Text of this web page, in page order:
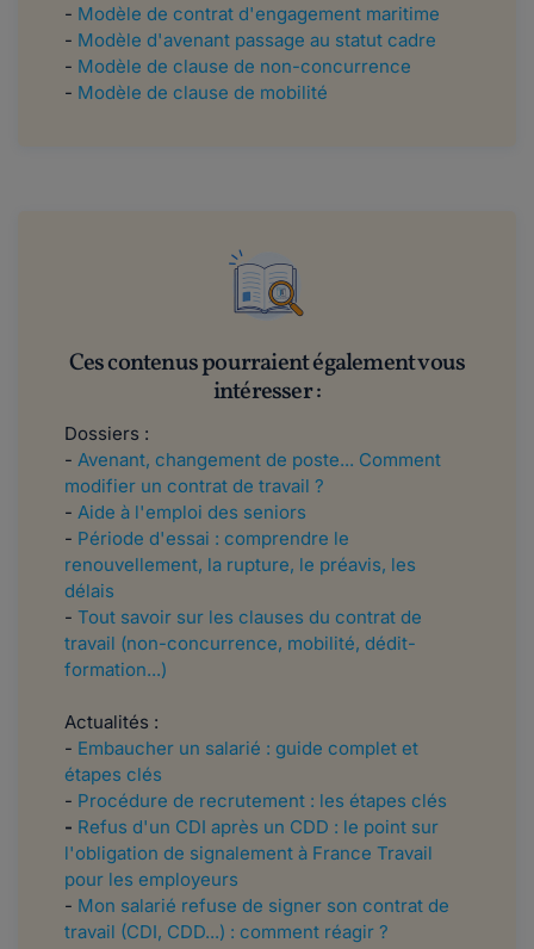
- Modèle de contrat d'engagement maritime
- Modèle d'avenant passage au statut cadre
- Modèle de clause de non-concurrence
- Modèle de clause de mobilité
Ces contenus pourraient également vous
intéresser :
Dossiers :
- Avenant, changement de poste... Comment
modifier un contrat de travail ?
- Aide à l'emploi des seniors
- Période d'essai : comprendre le
renouvellement, la rupture, le préavis, les
délais
- Tout savoir sur les clauses du contrat de
travail (non-concurrence, mobilité, dédit-
formation...)
Actualités :
- Embaucher un salarié : guide complet et
étapes clés
- Procédure de recrutement : les étapes clés
- Refus d'un CDI après un CDD : le point sur
l'obligation de signalement à France Travail
pour les employeurs
- Mon salarié refuse de signer son contrat de
travail (CDI, CDD...) : comment réagir ?